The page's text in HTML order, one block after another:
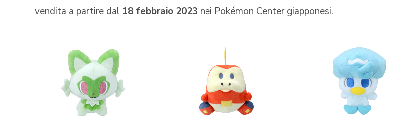
vendita a partire dal 18 febbraio 2023 nei Pokémon Center giapponesi.